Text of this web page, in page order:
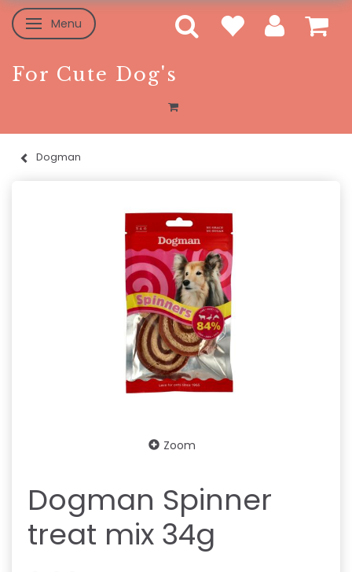
Skifte navigation
Menu
For Cute Dog's
Dogman
Zoom
Dogman Spinner
treat mix 34g